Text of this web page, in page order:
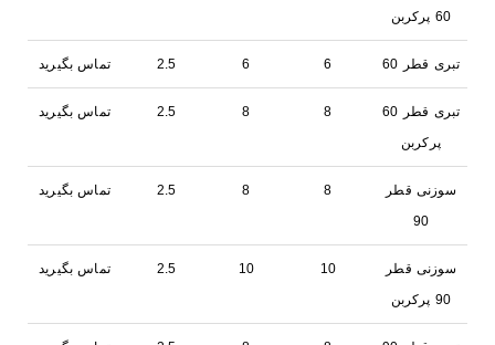
60 پرکربن
تبری قطر 60 6
6
2.5 تماس بگیرید
تبری قطر 60
پرکربن
8
8
2.5 تماس بگیرید
سوزنی قطر
90
8
8
2.5 تماس بگیرید
سوزنی قطر
90 پرکربن
10
10
2.5 تماس بگیرید